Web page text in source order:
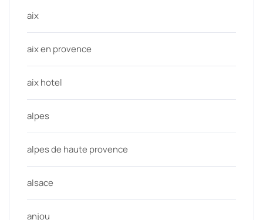
aix
aix en provence
aix hotel
alpes
alpes de haute provence
alsace
anjou